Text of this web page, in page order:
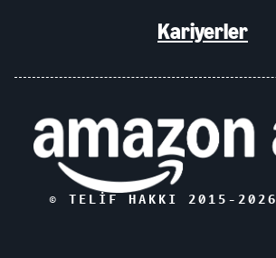
Kariyerler
© TELIF HAKKI 2015- 2026